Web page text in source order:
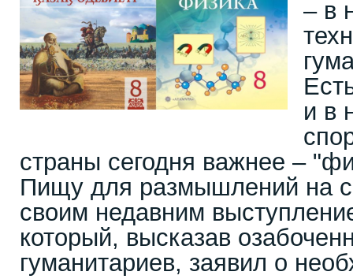
– в
и в
страны сегодня важнее –
Пищу для размышлений на
своим недавним
который, высказав
гуманитариев, заявил о